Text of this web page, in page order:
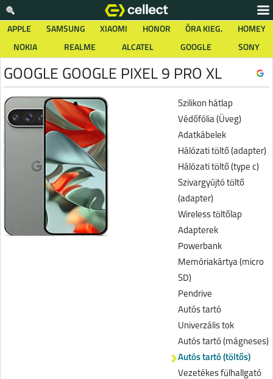
APPLE SAMSUNG XIAOMI HONOR ÓRA KIEG.
HOMEY
NOKIA
REALME ALCATEL GOOGLE SONY
GOOGLE GOOGLE PIXEL 9 PRO XL
Szilikon hátlap
Védőfólia (Üveg)
Adatkábelek
Hálózati töltő (adapter)
Hálózati töltő (type c)
Szivargyújtó töltő
(adapter)
Wireless töltőlap
Adapterek
Powerbank
Memóriakártya (micro
SD)
Pendrive
Autós tartó
Univerzális tok
Autós tartó (mágneses)
Autós tartó (töltős)
Vezetékes fülhallgató